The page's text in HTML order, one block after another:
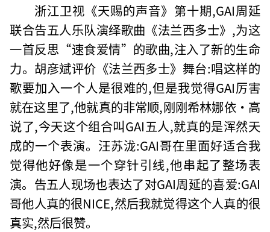
浙江卫视《天赐的声音》第十期,GAI周延
联合告五人乐队演绎歌曲《法兰西多士》,为这
一首反思“速食爱情”的歌曲,注入了新的生命
力。胡彦斌评价《法兰西多士》舞台:唱这样的
歌要加入一个人是很难的,但是我觉得GAI厉害
就在这里了,他就真的非常顺,刚刚希林娜依·高
说了,今天这个组合叫GAI五人,就真的是浑然天
成的一个表演。汪苏泷:GAI哥在里面好适合我
觉得他好像是一个穿针引线,他串起了整场表
演。告五人现场也表达了对GAI周延的喜爱:GAI
哥他人真的很NICE,然后我就觉得这个人真的很
真实,然后很赞。